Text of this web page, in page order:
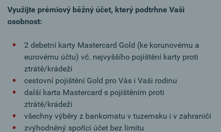
Využijte prémiový běžný účet, který podtrhne Vaši
osobnost:
2 debetní karty Mastercard Gold (ke korunovému a
eurovému účtu) vč. nejvyššího pojištění karty proti
ztrátě/krádeži
cestovní pojištění Gold pro Vás i Vaši rodinu
další karta Mastercard s pojištěním proti
ztrátě/krádeži
všechny výběry z bankomatu v tuzemsku i v zahraničí
zvýhodněný spořící účet bez limitu